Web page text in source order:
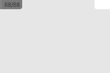
68/68